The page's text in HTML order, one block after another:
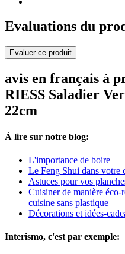
Evaluations du
Evaluer ce produit
avis en français à
RIESS Saladier
22cm
À lire sur notre blog:
L'importance de boire
Le Feng Shui dans votre
Astuces pour vos
Cuisiner de manière éco-
cuisine sans plastique
Décorations et idées-
Interismo, c'est par exemple: